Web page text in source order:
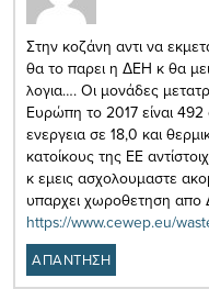
Στην κοζάνη αντι να
θα το παρει η ΔΕΗ κ θα
λογια…. Οι μονάδες
Ευρώπη το 2017 είναι
ενεργεια σε 18,0 και
κατοίκους της ΕΕ
κ εμεις ασχολουμαστε
υπαρχει χωροθετηση
https://www.cewep.eu/
ΑΠΑΝΤΗΣΗ